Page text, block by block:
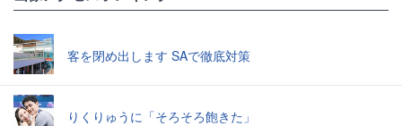
客を閉め出します SAで徹底対策
りくりゅうに「そろそろ飽きた」